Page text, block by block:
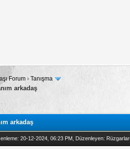
Forum › Tanışma
arkadaş
arkadaş
20-12-2024, 06:23 PM, Düzenleyen: